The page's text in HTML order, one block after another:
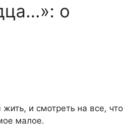
о
и смотреть на все, что
малое.